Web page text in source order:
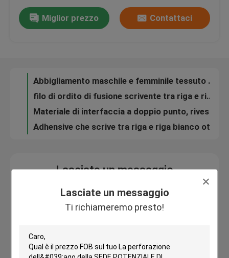
Lasciate un messaggio
Ti richiameremo presto!
Su di noi
Controllo della qualità
Contattaci
Scrivere tra riga e riga fusibile
Miglior prezzo Contattaci
100D * 100D Plain il materiale scrivente tra riga e riga 70gsm con il doppio rivestimento di PA del punto
Abbigliamento maschile e femminile tessuto con rivestimento interfaccia, stretch interfaccia adesivo di poliestere
filo di ordito di fusione scrivente tra riga e riga dell'alta distesa tessuto telaio del getto di acqua 50D tricottato
Lasciate un messaggio